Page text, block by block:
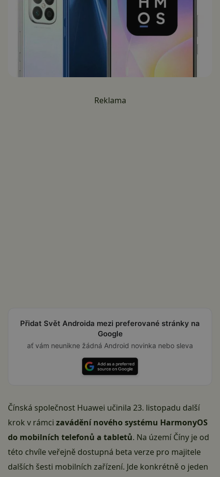
Reklama
Přidat Svět Androida mezi preferované stránky na
Google
ať vám neunikne žádná Android novinka nebo sleva
Čínská společnost Huawei učinila 23. listopadu další
krok v rámci zavádění nového systému HarmonyOS
do mobilních telefonů a tabletů. Na území Číny je od
této chvíle veřejně dostupná beta verze pro majitele
dalších šesti mobilních zařízení. Jde konkrétně o jeden